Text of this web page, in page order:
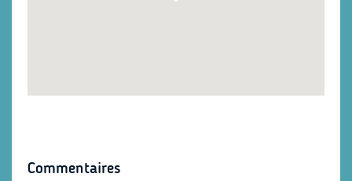
Commentaires